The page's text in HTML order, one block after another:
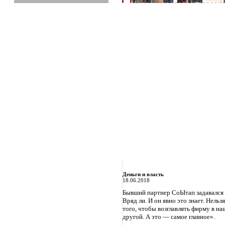
Деньги и власть
18.06.2018
Бывший партнер СоЫтап
Вряд ли. И он явно это знает.
того, чтобы возглавлять фирму в
другой. А это — самое главное».